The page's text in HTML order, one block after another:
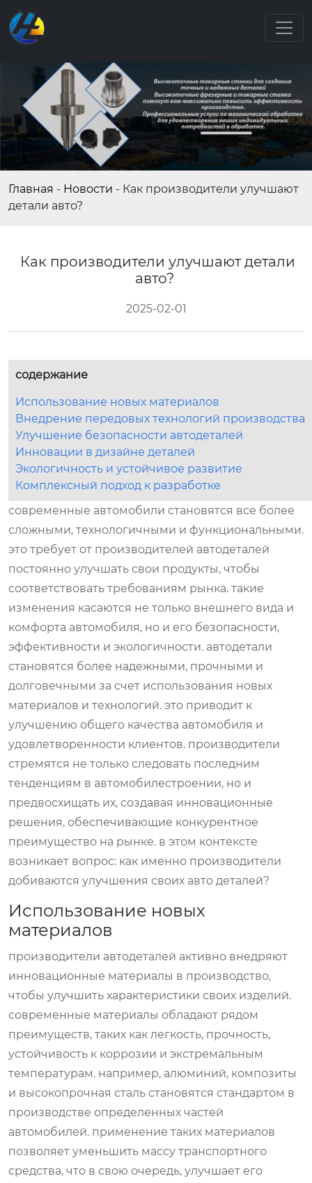
Главная - Новости - Как производители улучшают
детали авто?
Как производители улучшают детали
авто?
2025-02-01
содержание
Использование новых материалов
Внедрение передовых технологий производства
Улучшение безопасности автодеталей
Инновации в дизайне деталей
Экологичность и устойчивое развитие
Комплексный подход к разработке
современные автомобили становятся все более
сложными, технологичными и функциональными.
это требует от производителей автодеталей
постоянно улучшать свои продукты, чтобы
соответствовать требованиям рынка. такие
изменения касаются не только внешнего вида и
комфорта автомобиля, но и его безопасности,
эффективности и экологичности. автодетали
становятся более надежными, прочными и
долговечными за счет использования новых
материалов и технологий. это приводит к
улучшению общего качества автомобиля и
удовлетворенности клиентов. производители
стремятся не только следовать последним
тенденциям в автомобилестроении, но и
предвосхищать их, создавая инновационные
решения, обеспечивающие конкурентное
преимущество на рынке. в этом контексте
возникает вопрос: как именно производители
добиваются улучшения своих авто деталей?
Использование новых
материалов
производители автодеталей активно внедряют
инновационные материалы в производство,
чтобы улучшить характеристики своих изделий.
современные материалы обладают рядом
преимуществ, таких как легкость, прочность,
устойчивость к коррозии и экстремальным
температурам. например, алюминий, композиты
и высокопрочная сталь становятся стандартом в
производстве определенных частей
автомобилей. применение таких материалов
позволяет уменьшить массу транспортного
средства, что в свою очередь, улучшает его